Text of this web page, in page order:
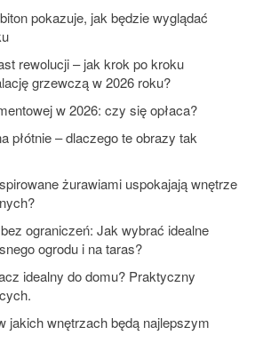
pokazuje, jak będzie wyglądać
rewolucji – jak krok po kroku
grzewczą w 2026 roku?
w 2026: czy się opłaca?
płótnie – dlaczego te obrazy tak
żurawiami uspokajają wnętrze
ograniczeń: Jak wybrać idealne
ogrodu i na taras?
idealny do domu? Praktyczny
jakich wnętrzach będą najlepszym